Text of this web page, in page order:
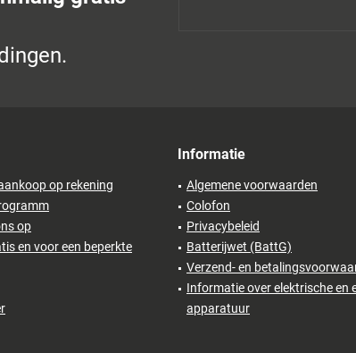
op rekening
op
en voor een beperkte
Informatie
Algemene voorwaarden
Colofon
Privacybeleid
Batterijwet (BattG)
Verzend- en
Informatie over elektrische en
apparatuur